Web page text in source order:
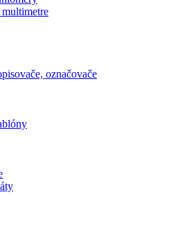
multimetre
označovače